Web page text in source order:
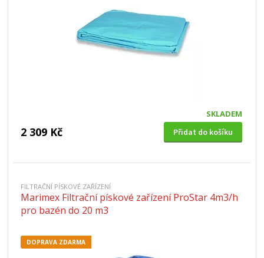
SKLADEM
2 309 Kč Přidat do košíku
FILTRAČNÍ PÍSKOVÉ ZAŘÍZENÍ
Marimex Filtrační pískové zařízení ProStar 4m3/h
pro bazén do 20 m3
DOPRAVA ZDARMA